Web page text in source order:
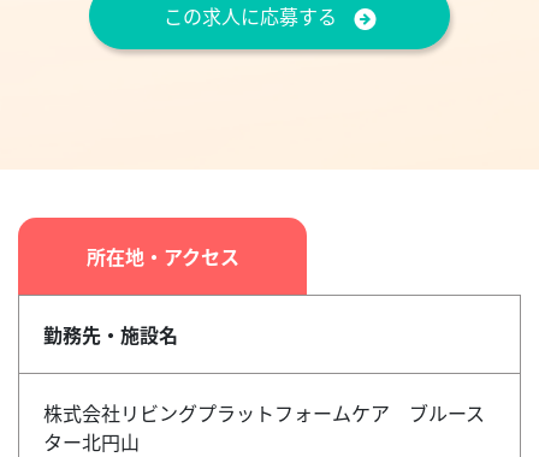
この求人に応募する
所在地・アクセス
勤務先・施設名
株式会社リビングプラットフォームケア ブルース
ター北円山